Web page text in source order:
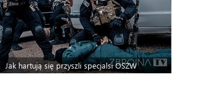
Jak hartują się przyszli specjalsi OSŻW